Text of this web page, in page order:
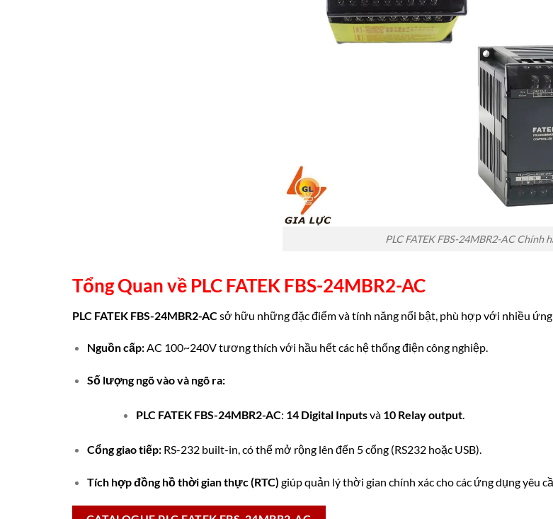
PLC FATEK FBS-24MBR2-AC Chính
Tổng Quan về PLC FATEK FBS-24MBR2-AC
PLC FATEK FBS-24MBR2-ACsở hữu những đặc điểm và tính năng nổi bật, phù hợp với nhiều ứng
Nguồn cấp:AC 100~240V tương thích với hầu hết các hệ thống điện công nghiệp.
Số lượng ngõ vào và ngõ ra:
PLC FATEK FBS-24MBR2-AC: 14 Digital Inputsvà 10 Relay output.
Cổng giao tiếp:RS-232 built-in, có thể mở rộng lên đến 5 cổng (RS232 hoặc USB).
Tích hợp đồng hồ thời gian thực (RTC) giúp quản lý thời gian chính xác cho các ứng dụng yêu